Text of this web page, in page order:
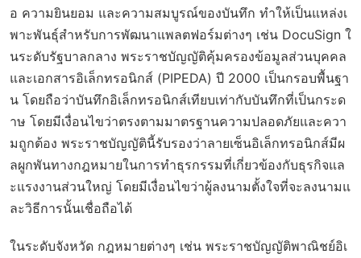
อ ความยินยอม และความสมบูรณ์ของบันทึก ทำให้เป็นแหล่งเ
พาะพันธุ์สำหรับการพัฒนาแพลตฟอร์มต่างๆ เช่น DocuSign ใ
นระดับรัฐบาลกลาง พระราชบัญญัติคุ้มครองข้อมูลส่วนบุคคล
และเอกสารอิเล็กทรอนิกส์ (PIPEDA) ปี 2000 เป็นกรอบพื้นฐา
น โดยถือว่าบันทึกอิเล็กทรอนิกส์เทียบเท่ากับบันทึกที่เป็นกระด
าษ โดยมีเงื่อนไขว่าตรงตามมาตรฐานความปลอดภัยและควา
มถูกต้อง พระราชบัญญัตินี้รับรองว่าลายเซ็นอิเล็กทรอนิกส์มีผ
ลผูกพันทางกฎหมายในการทำธุรกรรมที่เกี่ยวข้องกับธุรกิจแล
ะแรงงานส่วนใหญ่ โดยมีเงื่อนไขว่าผู้ลงนามตั้งใจที่จะลงนามแ
ละวิธีการนั้นเชื่อถือได้
ในระดับจังหวัด กฎหมายต่างๆ เช่น พระราชบัญญัติพาณิชย์อิเ